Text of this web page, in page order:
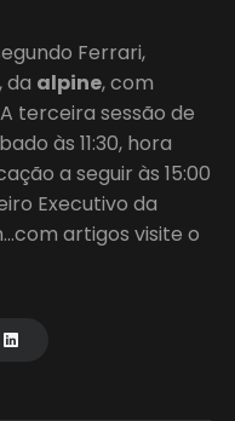
Ferrari,
da alpine, com
terceira sessão de
às 11:30, hora
a seguir às 15:00
Executivo da
artigos visite o